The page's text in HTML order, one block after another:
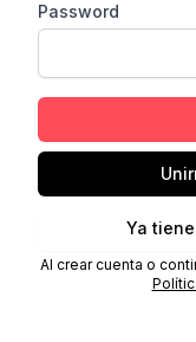
Password
Ya
Al crear cuenta o